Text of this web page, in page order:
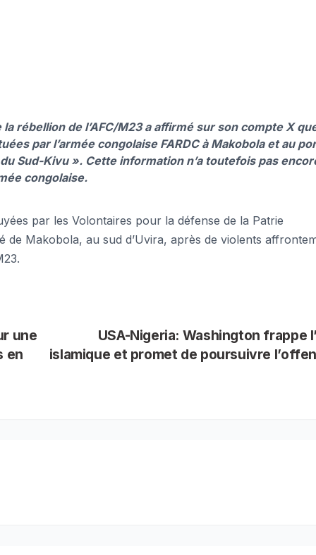
rébellion de l’AFC/M23 a affirmé sur son compte X
par l’armée congolaise FARDC à Makobola et au
Sud-Kivu ». Cette information n’a toutefois pas
congolaise.
par les Volontaires pour la défense de la Patrie
Makobola, au sud d’Uvira, après de violents
USA-Nigeria: Washington frappe
islamique et promet de poursuivre
une
en